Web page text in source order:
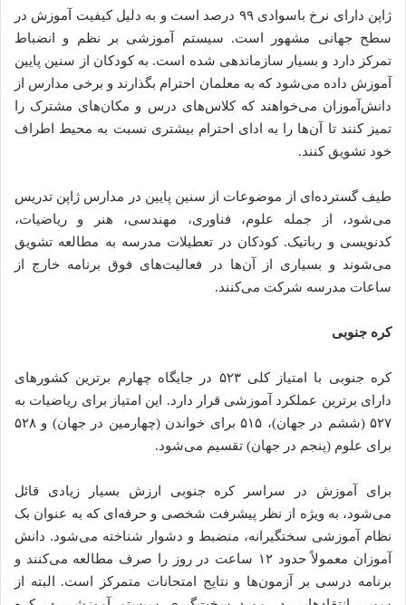
ژاپن دارای نرخ باسوادی ۹۹ درصد است و به دلیل کیفیت آموزش در
سطح جهانی مشهور است. سیستم آموزشی بر نظم و انضباط
تمرکز دارد و بسیار سازماندهی شده است. به کودکان از سنین پایین
آموزش داده می‌شود که به معلمان احترام بگذارند و برخی مدارس از
دانش‌آموزان می‌خواهند که کلاس‌های درس و مکان‌های مشترک را
تمیز کنند تا آن‌ها را به ادای احترام بیشتری نسبت به محیط اطراف
خود تشویق کنند.
طیف گسترده‌ای از موضوعات از سنین پایین در مدارس ژاپن تدریس
می‌شود، از جمله علوم، فناوری، مهندسی، هنر و ریاضیات،
کدنویسی و رباتیک. کودکان در تعطیلات مدرسه به مطالعه تشویق
می‌شوند و بسیاری از آن‌ها در فعالیت‌های فوق برنامه خارج از
ساعات مدرسه شرکت می‌کنند.
کره جنوبی
کره جنوبی با امتیاز کلی ۵۲۳ در جایگاه چهارم برترین کشورهای
دارای برترین عملکرد آموزشی قرار دارد. این امتیاز برای ریاضیات به
۵۲۷ (ششم در جهان)، ۵۱۵ برای خواندن (چهارمین در جهان) و ۵۲۸
برای علوم (پنجم در جهان) تقسیم می‌شود.
برای آموزش در سراسر کره جنوبی ارزش بسیار زیادی قائل
می‌شود، به ویژه از نظر پیشرفت شخصی و حرفه‌ای که به عنوان بک
نظام آموزشی سختگیرانه، منضبط و دشوار شناخته می‌شود. دانش
آموزان معمولاً حدود ۱۲ ساعت در روز را صرف مطالعه می‌کنند و
برنامه درسی بر آزمون‌ها و نتایج امتحانات متمرکز است. البته از